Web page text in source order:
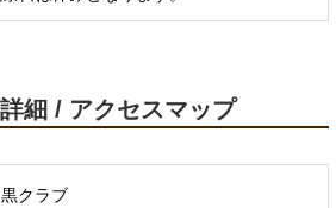
細 / アクセスマップ
クラブ